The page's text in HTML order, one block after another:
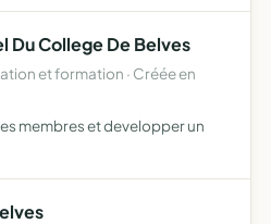
Du College De Belves
et formation · Créée en
membres et developper un